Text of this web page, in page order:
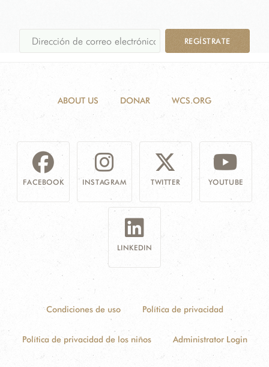
REGÍSTRATE
ABOUT US DONAR WCS.ORG
FACEBOOK INSTAGRAM TWITTER YOUTUBE
LINKEDIN
Condiciones de uso Política de privacidad
Política de privacidad de los niños Administrator Login